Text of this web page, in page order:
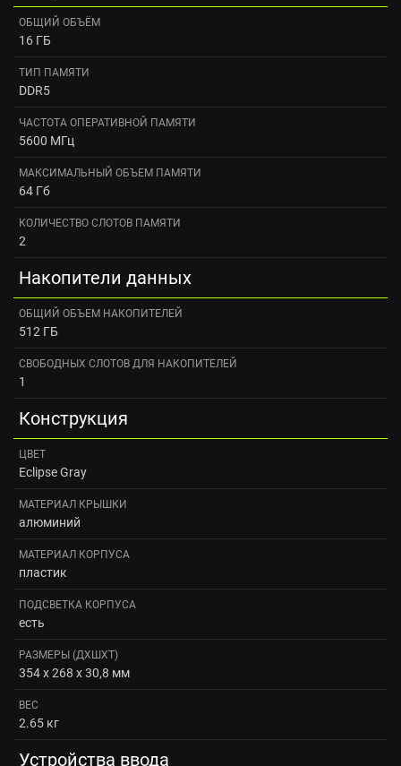
ОБЩИЙ ОБЪЁМ
16 ГБ
ТИП ПАМЯТИ
DDR5
ЧАСТОТА ОПЕРАТИВНОЙ ПАМЯТИ
5600 МГц
МАКСИМАЛЬНЫЙ ОБЪЕМ ПАМЯТИ
64 Гб
КОЛИЧЕСТВО СЛОТОВ ПАМЯТИ
2
Накопители данных
ОБЩИЙ ОБЪЕМ НАКОПИТЕЛЕЙ
512 ГБ
СВОБОДНЫХ СЛОТОВ ДЛЯ НАКОПИТЕЛЕЙ
1
Конструкция
ЦВЕТ
Eclipse Gray
МАТЕРИАЛ КРЫШКИ
алюминий
МАТЕРИАЛ КОРПУСА
пластик
ПОДСВЕТКА КОРПУСА
есть
РАЗМЕРЫ (ДXШXТ)
354 x 268 x 30,8 мм
ВЕС
2.65 кг
Устройства ввода